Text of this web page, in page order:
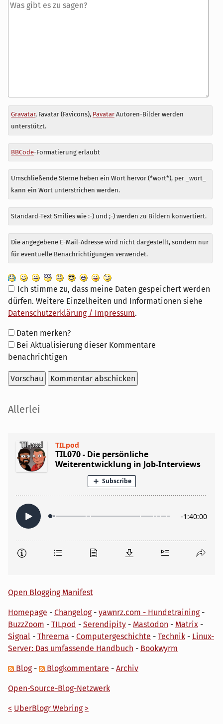
Antwort
zu
Gravatar, Favatar (Favicons), PavatarAutoren-Bilder werden
unterstützt.
BBCode-Formatierung erlaubt
Umschließende Sterne heben ein Wort hervor (*wort*), per _wort_
kann ein Wort unterstrichen werden.
Standard-Text Smilies wie :-) und ;-) werden zu Bildern konvertiert.
Die angegebene E-Mail-Adresse wird nicht dargestellt, sondern nur
für eventuelle Benachrichtigungen verwendet.
Ich stimme zu, dass meine Daten gespeichert werden
dürfen. Weitere Einzelheiten und Informationen siehe
Datenschutzerklärung / Impressum.
Formular-
Optionen
Daten merken?
Bei Aktualisierung dieser Kommentare
benachrichtigen
Seitenleiste
Allerlei
Open Blogging Manifest
Homepage - Changelog- yawnrz.com - Hundetraining-
BuzzZoom - TILpod - Serendipity - Mastodon - Matrix -
Signal - Threema - Computergeschichte - Technik - Linux-
Server: Das umfassende Handbuch - Bookwyrm
Blog- Blogkommentare - Archiv
Open-Source-Blog-Netzwerk
< UberBlogr Webring >